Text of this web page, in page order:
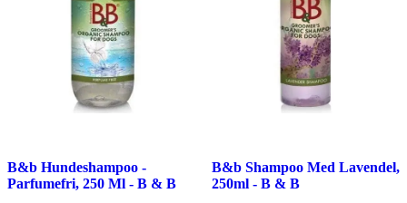
B&b Hundeshampoo -
Parfumefri, 250 Ml - B & B
B&b Shampoo Med Lavendel,
250ml - B & B